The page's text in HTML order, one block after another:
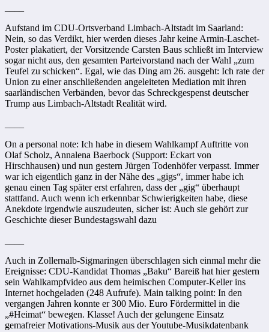
Aufstand im CDU-Ortsverband Limbach-Altstadt im Saarland:
Nein, so das Verdikt, hier werden dieses Jahr keine Armin-Laschet-
Poster plakatiert, der Vorsitzende Carsten Baus schließt im Interview
sogar nicht aus, den gesamten Parteivorstand nach der Wahl „zum
Teufel zu schicken“. Egal, wie das Ding am 26. ausgeht: Ich rate der
Union zu einer anschließenden angeleiteten Mediation mit ihren
saarländischen Verbänden, bevor das Schreckgespenst deutscher
Trump aus Limbach-Altstadt Realität wird.
On a personal note: Ich habe in diesem Wahlkampf Auftritte von
Olaf Scholz, Annalena Baerbock (Support: Eckart von
Hirschhausen) und nun gestern Jürgen Todenhöfer verpasst. Immer
war ich eigentlich ganz in der Nähe des „gigs“, immer habe ich
genau einen Tag später erst erfahren, dass der „gig“ überhaupt
stattfand. Auch wenn ich erkennbar Schwierigkeiten habe, diese
Anekdote irgendwie auszudeuten, sicher ist: Auch sie gehört zur
Geschichte dieser Bundestagswahl dazu
Auch in Zollernalb-Sigmaringen überschlagen sich einmal mehr die
Ereignisse: CDU-Kandidat Thomas „Baku“ Bareiß hat hier gestern
sein Wahlkampfvideo aus dem heimischen Computer-Keller ins
Internet hochgeladen (248 Aufrufe). Main talking point: In den
vergangen Jahren konnte er 300 Mio. Euro Fördermittel in die
„#Heimat“ bewegen. Klasse! Auch der gelungene Einsatz
gemafreier Motivations-Musik aus der Youtube-Musikdatenbank